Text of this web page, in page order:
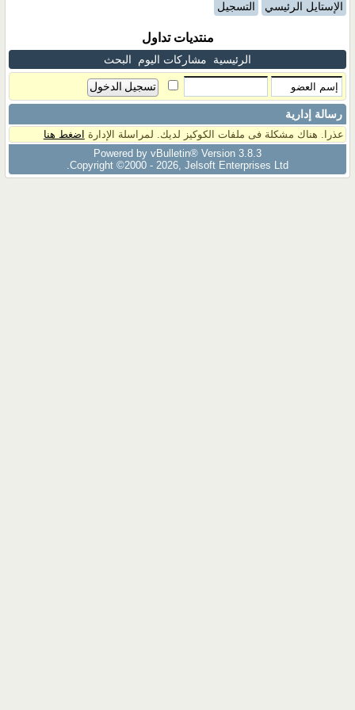
الإستايل الرئيسي التسجيل
منتديات تداول
الرئيسية مشاركات اليوم البحث
رسالة إدارية
عذرا. هناك مشكلة فى ملفات الكوكيز لديك. لمراسلة الإدارة اضغط هنا
Powered by vBulletin® Version 3.8.3
Copyright ©2000 - 2026, Jelsoft Enterprises Ltd.